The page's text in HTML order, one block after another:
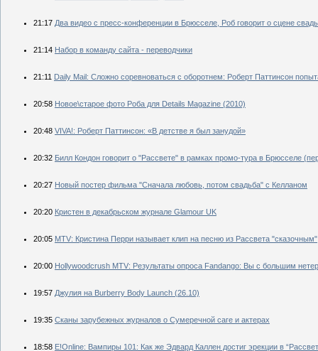
21:17 Два видео с пресс-конференции в Брюсселе, Роб говорит о сцене
21:14 Набор в команду сайта - переводчики
21:11 Daily Mail: Сложно соревноваться с оборотнем: Роберт Паттинсон
20:58 Новое\старое фото Роба для Details Magazine (2010)
20:48 VIVA!: Роберт Паттинсон: «В детстве я был занудой»
20:32 Билл Кондон говорит о "Рассвете" в рамках промо-тура в Брюсселе
20:27 Новый постер фильма "Сначала любовь, потом свадьба" с Келланом
20:20 Кристен в декабрьском журнале Glamour UK
20:05 MTV: Кристина Перри называет клип на песню из Рассвета "сказочным"
20:00 Hollywoodcrush MTV: Результаты опроса Fandango: Вы с большим
19:57 Джулия на Burberry Body Launch (26.10)
19:35 Сканы зарубежных журналов о Сумеречной саге и актерах
18:58 E!Online: Вампиры 101: Как же Эдвард Каллен достиг эрекции в